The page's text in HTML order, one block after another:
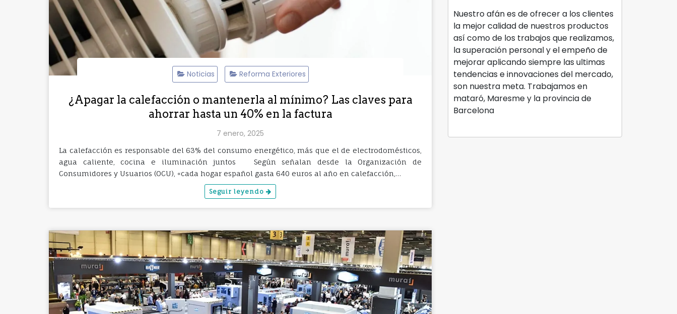
Noticias Reforma Exteriores
¿Apagar la calefacción o mantenerla al mínimo? Las claves para
ahorrar hasta un 40% en la factura
7 enero, 2025
La calefacción es responsable del 63% del consumo energético, más que el de electrodomésticos,
agua caliente, cocina e iluminación juntos Según señalan desde la Organización de
Consumidores y Usuarios (OCU), «cada hogar español gasta 640 euros al año en calefacción,…
Seguir leyendo
Nuestro afán es de ofrecer a los clientes
la mejor calidad de nuestros productos
así como de los trabajos que realizamos,
la superación personal y el empeño de
mejorar aplicando siempre las ultimas
tendencias e innovaciones del mercado,
son nuestra meta. Trabajamos en
mataró, Maresme y la provincia de
Barcelona